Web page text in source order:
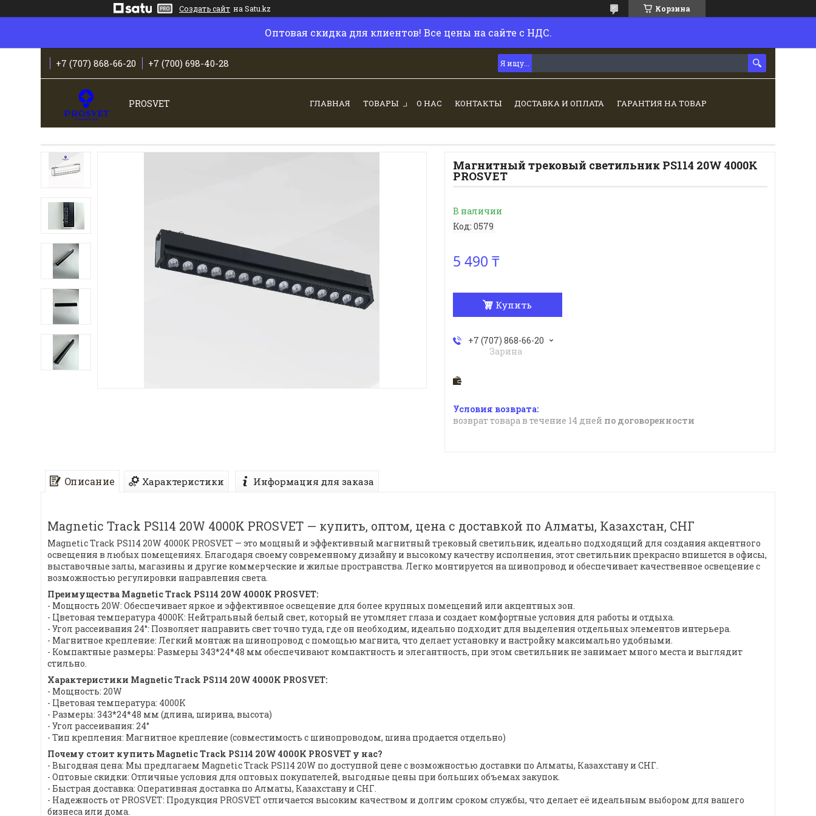
Создать сайт на Satu.kz Корзина
Оптовая скидка для клиентов! Все цены на сайте с НДС.
+7 (707) 868-66-20 +7 (700) 698-40-28
PROSVET ГЛАВНАЯ ТОВАРЫ О НАС КОНТАКТЫ ДОСТАВКА И ОПЛАТА ГАРАНТИЯ НА ТОВАР
Магнитный трековый светильник PS114 20W 4000K
PROSVET
В наличии
Код: 0579
5 490 ₸
Купить
+7 (707) 868-66-20
Зарина
возврат товара в течение 14 дней по договоренности
Описание Характеристики Информация для заказа
Magnetic Track PS114 20W 4000K PROSVET — купить, оптом, цена с доставкой по Алматы, Казахстан, СНГ
Magnetic Track PS114 20W 4000K PROSVET — это мощный и эффективный магнитный трековый светильник, идеально подходящий для создания акцентного
освещения в любых помещениях. Благодаря своему современному дизайну и высокому качеству исполнения, этот светильник прекрасно впишется в офисы,
выставочные залы, магазины и другие коммерческие и жилые пространства. Легко монтируется на шинопровод и обеспечивает качественное освещение с
возможностью регулировки направления света.
Преимущества Magnetic Track PS114 20W 4000K PROSVET:
- Мощность 20W: Обеспечивает яркое и эффективное освещение для более крупных помещений или акцентных зон.
- Цветовая температура 4000K: Нейтральный белый свет, который не утомляет глаза и создает комфортные условия для работы и отдыха.
- Угол рассеивания 24°: Позволяет направить свет точно туда, где он необходим, идеально подходит для выделения отдельных элементов интерьера.
- Магнитное крепление: Легкий монтаж на шинопровод с помощью магнита, что делает установку и настройку максимально удобными.
- Компактные размеры: Размеры 343*24*48 мм обеспечивают компактность и элегантность, при этом светильник не занимает много места и выглядит
стильно.
Характеристики Magnetic Track PS114 20W 4000K PROSVET:
- Мощность: 20W
- Цветовая температура: 4000K
- Размеры: 343*24*48 мм (длина, ширина, высота)
- Угол рассеивания: 24°
- Тип крепления: Магнитное крепление (совместимость с шинопроводом, шина продается отдельно)
Почему стоит купить Magnetic Track PS114 20W 4000K PROSVET у нас?
- Выгодная цена: Мы предлагаем Magnetic Track PS114 20W по доступной цене с возможностью доставки по Алматы, Казахстану и СНГ.
- Оптовые скидки: Отличные условия для оптовых покупателей, выгодные цены при больших объемах закупок.
- Быстрая доставка: Оперативная доставка по Алматы, Казахстану и СНГ.
- Надежность от PROSVET: Продукция PROSVET отличается высоким качеством и долгим сроком службы, что делает её идеальным выбором для вашего
бизнеса или дома.